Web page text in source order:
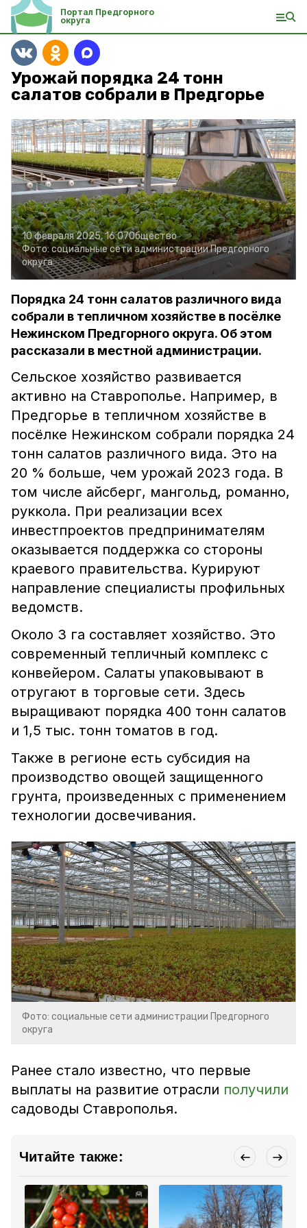
Портал Предгорного
округа
Урожай порядка 24 тонн
салатов собрали в Предгорье
10 февраля 2025, 16:07Общество
Фото:социальные сети администрации Предгорного
округа
Порядка 24 тонн салатов различного вида
собрали в тепличном хозяйстве в посёлке
Нежинском Предгорного округа. Об этом
рассказали в местной администрации.
Сельское хозяйство развивается
активно на Ставрополье. Например, в
Предгорье в тепличном хозяйстве в
посёлке Нежинском собрали порядка 24
тонн салатов различного вида. Это на
20 % больше, чем урожай 2023 года. В
том числе айсберг, мангольд, романно,
руккола. При реализации всех
инвестпроектов предпринимателям
оказывается поддержка со стороны
краевого правительства. Курируют
направление специалисты профильных
ведомств.
Около 3 га составляет хозяйство. Это
современный тепличный комплекс с
конвейером. Салаты упаковывают в
отругают в торговые сети. Здесь
выращивают порядка 400 тонн салатов
и 1,5 тыс. тонн томатов в год.
Также в регионе есть субсидия на
производство овощей защищенного
грунта, произведенных с применением
технологии досвечивания.
Фото: социальные сети администрации Предгорного
округа
Ранее стало известно, что первые
выплаты на развитие отрасли получили
садоводы Ставрополья.
Читайте также: